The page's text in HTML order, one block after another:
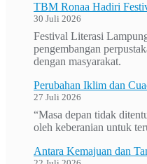
TBM Ronaa Hadiri
30 Juli 2026
Festival Literasi
pengembangan
dengan masyarakat.
Perubahan Iklim dan
27 Juli 2026
“Masa depan tidak
oleh keberanian untuk
Antara Kemajuan dan